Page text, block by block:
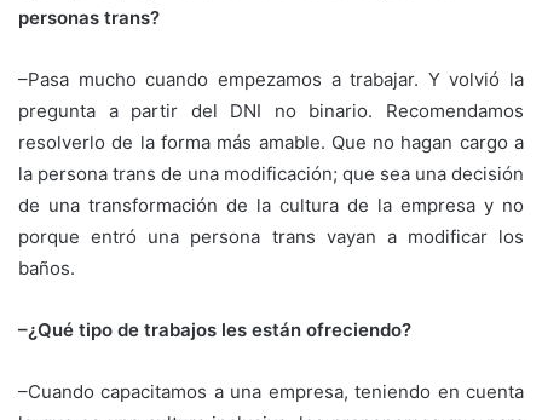
personas trans?
–Pasa mucho cuando empezamos a trabajar. Y volvió la
pregunta a partir del DNI no binario. Recomendamos
resolverlo de la forma más amable. Que no hagan cargo a
la persona trans de una modificación; que sea una decisión
de una transformación de la cultura de la empresa y no
porque entró una persona trans vayan a modificar los
baños.
–¿Qué tipo de trabajos les están ofreciendo?
–Cuando capacitamos a una empresa, teniendo en cuenta